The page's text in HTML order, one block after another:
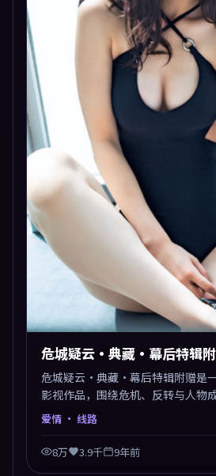
危城疑云·典藏·幕后特辑
危城疑云·典藏·幕后特辑附赠是
影视作品，围绕危机、反转与人物
紧凑，值得推荐观看。
爱情 · 线路
8万 3.9千 9年前